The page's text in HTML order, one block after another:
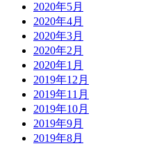
2020年5月
2020年4月
2020年3月
2020年2月
2020年1月
2019年12月
2019年11月
2019年10月
2019年9月
2019年8月